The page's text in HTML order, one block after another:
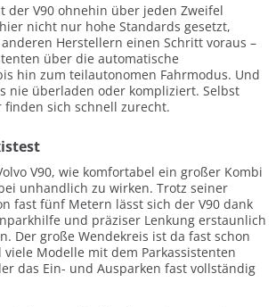
der V90 ohnehin über jeden Zweifel
nicht nur hohe Standards gesetzt,
Herstellern einen Schritt voraus –
über die automatische
hin zum teilautonomen Fahrmodus. Und
nie überladen oder kompliziert. Selbst
sich schnell zurecht.
V90, wie komfortabel ein großer Kombi
unhandlich zu wirken. Trotz seiner
fast fünf Metern lässt sich der V90 dank
und präziser Lenkung erstaunlich
Der große Wendekreis ist da fast schon
viele Modelle mit dem Parkassistenten
das Ein- und Ausparken fast vollständig